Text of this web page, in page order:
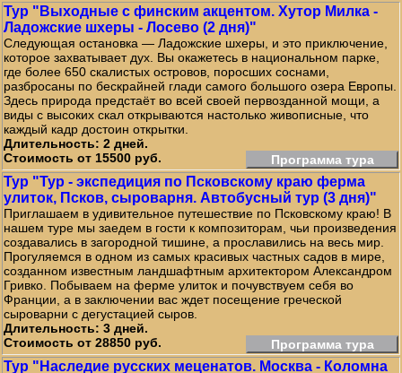
Тур "Выходные с финским акцентом. Хутор Милка -
Ладожские шхеры - Лосево (2 дня)"
Следующая остановка — Ладожские шхеры, и это приключение,
которое захватывает дух. Вы окажетесь в национальном парке,
где более 650 скалистых островов, поросших соснами,
разбросаны по бескрайней глади самого большого озера Европы.
Здесь природа предстаёт во всей своей первозданной мощи, а
виды с высоких скал открываются настолько живописные, что
каждый кадр достоин открытки.
Длительность: 2 дней.
Стоимость от 15500 руб.
Программа тура
Тур "Тур - экспедиция по Псковскому краю ферма
улиток, Псков, сыроварня. Автобусный тур (3 дня)"
Приглашаем в удивительное путешествие по Псковскому краю! В
нашем туре мы заедем в гости к композиторам, чьи произведения
создавались в загородной тишине, а прославились на весь мир.
Прогуляемся в одном из самых красивых частных садов в мире,
созданном известным ландшафтным архитектором Александром
Гривко. Побываем на ферме улиток и почувствуем себя во
Франции, а в заключении вас ждет посещение греческой
сыроварни с дегустацией сыров.
Длительность: 3 дней.
Стоимость от 28850 руб.
Программа тура
Тур "Наследие русских меценатов. Москва - Коломна